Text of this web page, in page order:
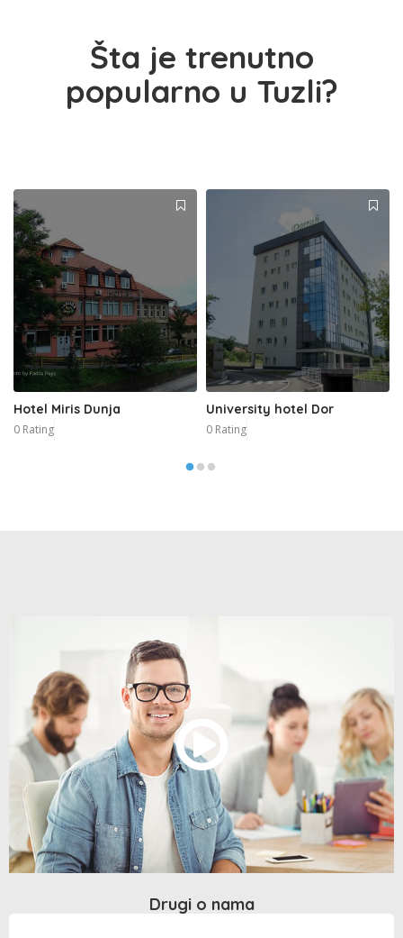
Šta je trenutno
popularno u Tuzli?
Hotel Miris Dunja
0 Rating
University hotel Dor
0 Rating
Drugi o nama